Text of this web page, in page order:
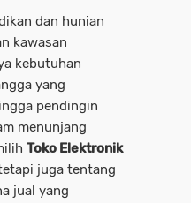
dan hunian
kawasan
kebutuhan
yang
pendingin
menunjang
Toko Elektronik
juga tentang
jual yang